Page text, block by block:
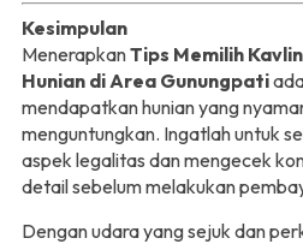
Kesimpulan
MenerapkanTips Memilih
Hunian di Area Gunungpati
mendapatkan hunian yang
menguntungkan. Ingatlah untuk
aspek legalitas dan mengecek
detail sebelum melakukan
Dengan udara yang sejuk dan